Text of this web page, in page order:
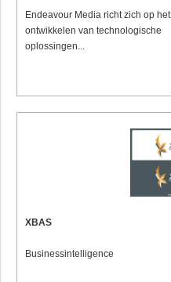
Endeavour Media richt zich op het
ontwikkelen van technologische
oplossingen...
XBAS
Businessintelligence